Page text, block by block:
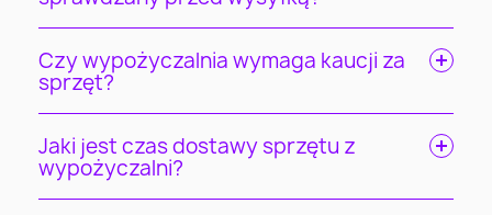
Czy wypożyczalnia wymaga kaucji za
sprzęt?
Jaki jest czas dostawy sprzętu z
wypożyczalni?